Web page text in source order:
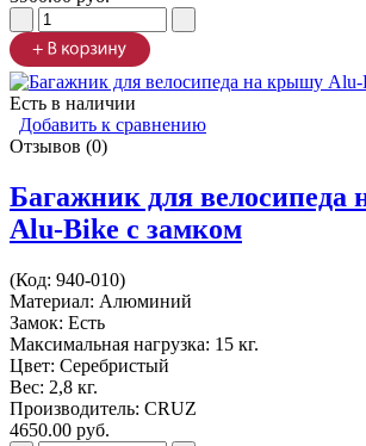
Есть в наличии
Добавить к сравнению
Отзывов (0)
Багажник для
Alu-Bike с замком
(Код: 940-010)
Материал: Алюминий
Замок: Есть
Максимальная нагрузка: 15 кг.
Цвет: Серебристый
Вес: 2,8 кг.
Производитель: CRUZ
4650.00 руб.